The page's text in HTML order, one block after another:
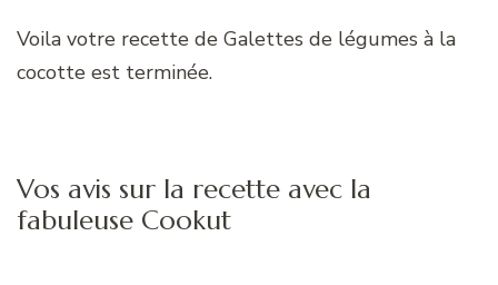
Voila votre recette de Galettes de légumes à la
cocotte est terminée.
Vos avis sur la recette avec la
fabuleuse Cookut